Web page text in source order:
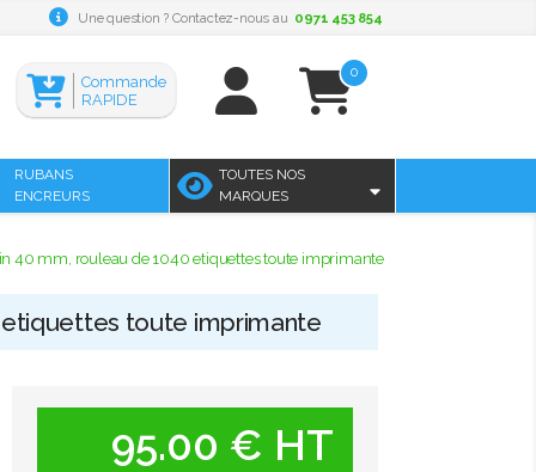
Une question ? Contactez-nous au 0971 453 854
0
Commande
RAPIDE
RUBANS
ENCREURS
TOUTES NOS
MARQUES
40 mm, rouleau de 1040 etiquettes toute imprimante
toute imprimante
95.00 € HT